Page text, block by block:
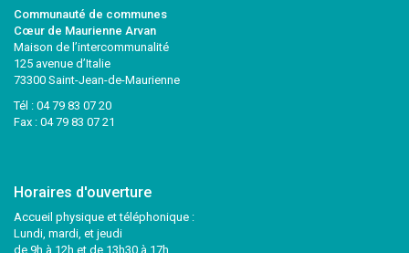
Communauté de communes
Cœur de Maurienne Arvan
Maison de l’intercommunalité
125 avenue d’Italie
73300 Saint-Jean-de-Maurienne
Tél : 04 79 83 07 20
Fax : 04 79 83 07 21
Horaires d'ouverture
Accueil physique et téléphonique :
Lundi, mardi, et jeudi
de 9h à 12h et de 13h30 à 17h.